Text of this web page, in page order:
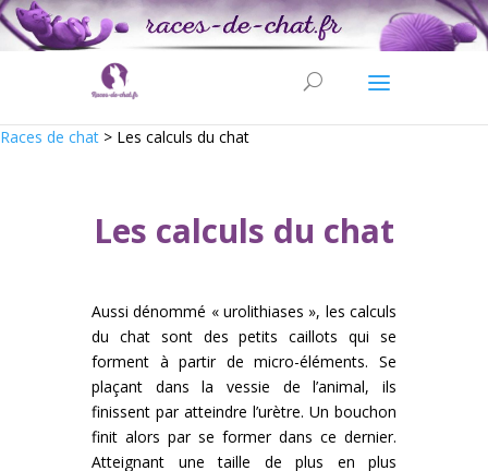
Races de chat > Les calculs du chat
Les calculs du chat
Aussi dénommé « urolithiases », les calculs
du chat sont des petits caillots qui se
forment à partir de micro-éléments. Se
plaçant dans la vessie de l’animal, ils
finissent par atteindre l’urètre. Un bouchon
finit alors par se former dans ce dernier.
Atteignant une taille de plus en plus